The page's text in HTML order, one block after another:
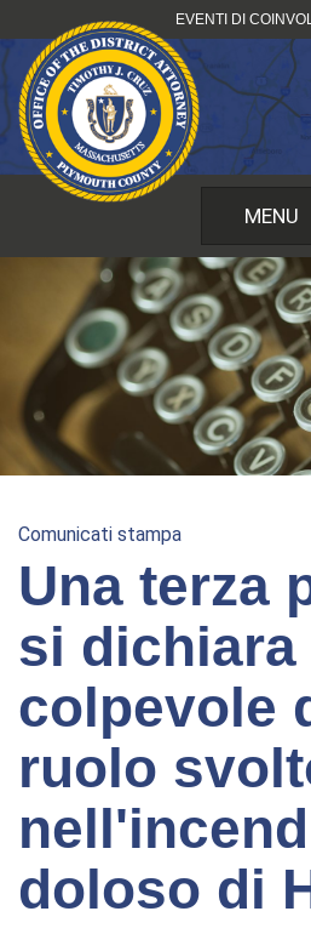
al
contenuto
EVENTI DI
MENU
Comunicati stampa
Una terza
si dichiara
colpevole
ruolo
doloso di